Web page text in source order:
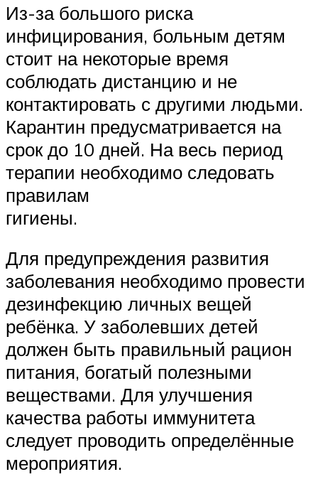
Из-за большого риска
инфицирования, больным детям
стоит на некоторые время
соблюдать дистанцию и не
контактировать с другими людьми.
Карантин предусматривается на
срок до 10 дней. На весь период
терапии необходимо следовать
правилам
гигиены.
Для предупреждения развития
заболевания необходимо провести
дезинфекцию личных вещей
ребёнка. У заболевших детей
должен быть правильный рацион
питания, богатый полезными
веществами. Для улучшения
качества работы иммунитета
следует проводить определённые
мероприятия.